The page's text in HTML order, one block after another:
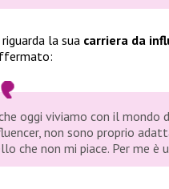
la sua carriera da
oggi viviamo con il mondo
non sono proprio
che non mi piace. Per me è